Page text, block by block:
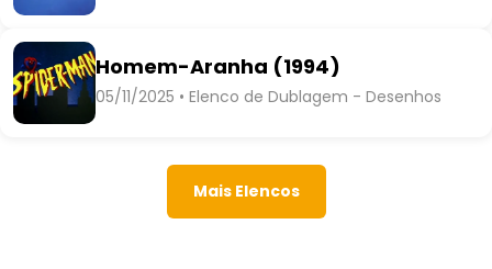
Homem-Aranha (1994)
05/11/2025 • Elenco de Dublagem - Desenhos
Mais Elencos